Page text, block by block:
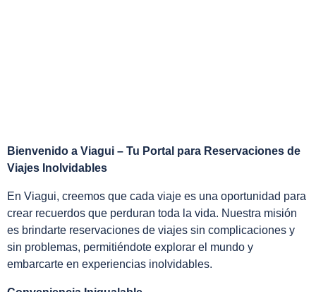
Bienvenido a Viagui – Tu Portal para Reservaciones de
Viajes Inolvidables
En Viagui, creemos que cada viaje es una oportunidad para
crear recuerdos que perduran toda la vida. Nuestra misión
es brindarte reservaciones de viajes sin complicaciones y
sin problemas, permitiéndote explorar el mundo y
embarcarte en experiencias inolvidables.